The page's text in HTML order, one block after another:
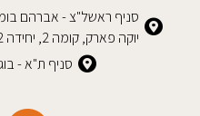
יוקה פארק, קומה 2, יחידה C202 (מול איקאה)
סניף ת"א - בוגרשוב